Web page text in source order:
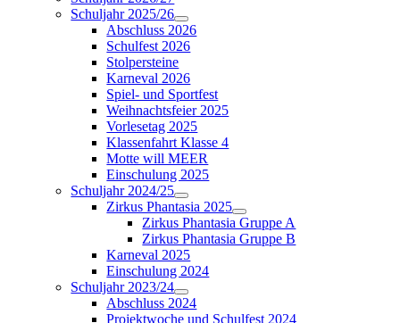
Schuljahr 2025/26
Abschluss 2026
Schulfest 2026
Stolpersteine
Karneval 2026
Spiel- und Sportfest
Weihnachtsfeier 2025
Vorlesetag 2025
Klassenfahrt Klasse 4
Motte will MEER
Einschulung 2025
Schuljahr 2024/25
Zirkus Phantasia 2025
Zirkus Phantasia Gruppe A
Zirkus Phantasia Gruppe B
Karneval 2025
Einschulung 2024
Schuljahr 2023/24
Abschluss 2024
Projektwoche und Schulfest 2024